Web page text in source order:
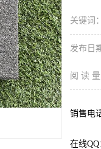
关键词：
发布日
阅 读 量
销售电
在线QQ